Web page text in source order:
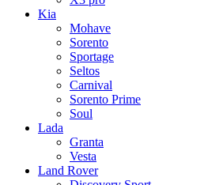
Kia
Mohave
Sorento
Sportage
Seltos
Carnival
Sorento Prime
Soul
Lada
Granta
Vesta
Land Rover